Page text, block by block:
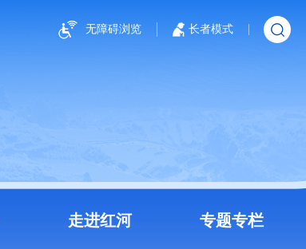
无障碍浏览 长者模式
走进红河 专题专栏